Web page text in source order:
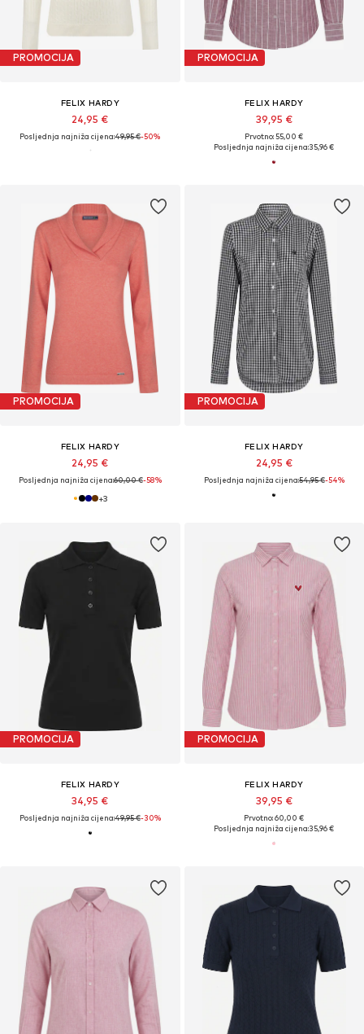
PROMOCIJA
FELIX HARDY
24,95 €
Posljednja najniža cijena:49,95 €-50%
PROMOCIJA
FELIX HARDY
39,95 €
Prvotno: 55,00 €
Posljednja najniža cijena:35,96 €
PROMOCIJA
FELIX HARDY
24,95 €
Posljednja najniža cijena:60,00 €-58%
+3
PROMOCIJA
FELIX HARDY
24,95 €
Posljednja najniža cijena:54,95 €-54%
PROMOCIJA
FELIX HARDY
34,95 €
Posljednja najniža cijena:49,95 €-30%
PROMOCIJA
FELIX HARDY
39,95 €
Prvotno: 60,00 €
Posljednja najniža cijena:35,96 €